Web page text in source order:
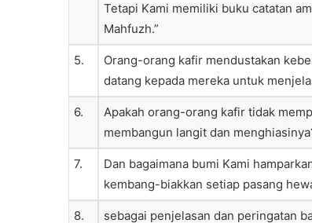
Tetapi Kami memiliki buku catatan
Mahfuzh.”
5.
Orang-orang kafir mendustakan
datang kepada mereka untuk
6.
Apakah orang-orang kafir tidak
membangun langit dan
7.
Dan bagaimana bumi Kami
kembang-biakkan setiap pasang
8. sebagai penjelasan dan peringatan